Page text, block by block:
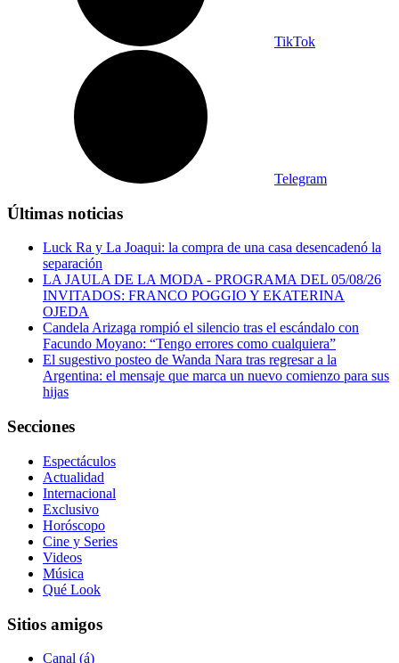
TikTok
Telegram
Últimas noticias
Luck Ra y La Joaqui: la compra de una casa desencadenó la
separación
LA JAULA DE LA MODA - PROGRAMA DEL 05/08/26
INVITADOS: FRANCO POGGIO Y EKATERINA
OJEDA
Candela Arizaga rompió el silencio tras el escándalo con
Facundo Moyano: “Tengo errores como cualquiera”
El sugestivo posteo de Wanda Nara tras regresar a la
Argentina: el mensaje que marca un nuevo comienzo para sus
hijas
Secciones
Espectáculos
Actualidad
Internacional
Exclusivo
Horóscopo
Cine y Series
Videos
Música
Qué Look
Sitios amigos
Canal (á)